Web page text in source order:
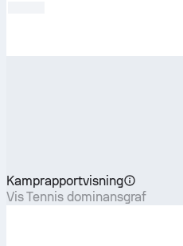
Kamprapportvisning
Vis Tennis dominansgraf